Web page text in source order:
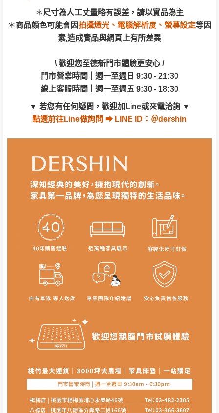
＊尺寸為人工丈量略有誤差，請以實品為主
＊商品顏色可能會因拍攝燈光、電腦解析度、螢幕設定等因
素,造成實品與網頁上有所差異
\ 歡迎您至德新門市體驗更安心 /
門市營業時間｜週一至週日 9:30 - 21:30
線上客服時間｜週一至週五 9:30 - 18:30
▼ 若您有任何疑問，歡迎加Line或來電洽詢▼
點選前往Line做詢問 ⮕ LINE ID：＠dershin
\ 歡迎您至德新門市體驗更安心 /
門市營業時間｜週一至週日 9:30 - 21:30
線上客服時間｜週一至週五 9:30 - 18:30
前往Line做詢問 ⮕ LINE ID：＠dershin
其它注意事項
山區內等，或收貨地點搬運過於困難等因素，導致無
法順利配送，本公司除了盡最大努力完成配送外，視
狀況保有出貨的權利。
需以吊車或其他的吊掛方式吊運，費用將由買方自行
支付。
再與您通知，讓您不用整天在家等貨，以免浪費你的
寶貴時間。
如遇自然災害、政府宣布之災害警報等不可抗力情
事，而危及運送人員輸送之安全，本司得視狀況延後
百貨公司配送暫無法配合開店前、閉店後時段，並送
至百貨公司卸貨區為限，恕無法送至指定樓面。
遇百貨周年慶期間，恕暫停百貨公司相關運送 》
無回收家具服務，若需回收家俱可聯絡當地請清潔隊
回收,免付費清運專線：0800-085-717
訂購前請先確認商品款式、尺寸、材質
居家需求。
請務必填寫正確之
商品顏色可能會因拍攝燈光、電腦解析度、螢幕設定
及個人觀感等因素,造成實品與網頁上有所差異,此並非
此販售商品不含情境圖內之擺設物品， 以品名和文案
非因本公司問題而需退換貨，請於收到貨7日
內通知客服人員(Line@ ID： @dershin)，並
若發生非本司因素致使之汙損破壞，恕無法
辦理退換貨。
台北市、新北市地區固定每周(三)、(日)兩天
本公司部份商品無維修服務，超過7日鑑賞
期，商品使用年限，因客人使用習慣、居家
環境不同。若屬人為因素導致商品損壞、零
行吸收(另事先與消費者報價，消費者同意將
會進行維修)。
到貨7日內為鑑賞期(注意:鑑賞期非試用期)，
形，我們需酌收退貨運費。
如欲放置營業場所及公開場合之商品則無享
有商品一年保固之服務。
訂單成立時請儘速於三日內完成付款，交易恕不
殺價，商品均已最低價格售出
，且在特定時日會給
予保留(訂單自動取消)。
無回收家具服務，若需回收家具可聯絡當地請清
潔隊回收,免付費清運專線：0800-085-717。